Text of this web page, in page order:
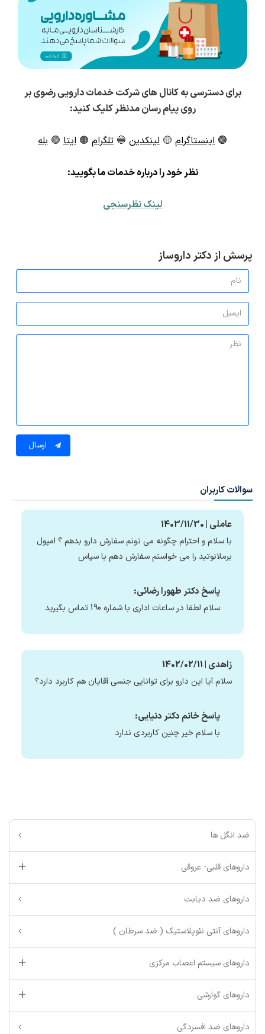
برای دسترسی به کانال های شرکت خدمات دارویی رضوی بر
روی پیام رسان مدنظر کلیک کنید:
🟣 اینستاگرام 🟡 لینکدین 🔵 تلگرام 🟠 ایتا 🟢 بله
نظر خود را درباره خدمات ما بگویید:
لینک نظرسنجی
پرسش از دکتر داروساز
ارسال
سوالات کاربران
عاملی | 1403/11/30
با سلام و احترام چگونه می تونم سفارش دارو بدهم ؟ امپول
برملانوتید را می خواستم سفارش دهم با سپاس
پاسخ دکتر طهورا رضائی:
سلام لطفا در ساعات اداری با شماره 190 تماس بگیرید
زاهدی | 1402/02/11
سلام آیا این دارو برای توانایی جنسی آقایان هم کاربرد دارد؟
پاسخ خانم دکتر دنیایی:
با سلام خیر چنین کاربردی ندارد
ضد انگل ها
داروهای قلبی- عروقی
داروهای ضد دیابت
داروهای آنتی نئوپلاستیک ( ضد سرطان )
داروهای سیستم اعصاب مرکزی
داروهای گوارشی
داروهای ضد افسردگی